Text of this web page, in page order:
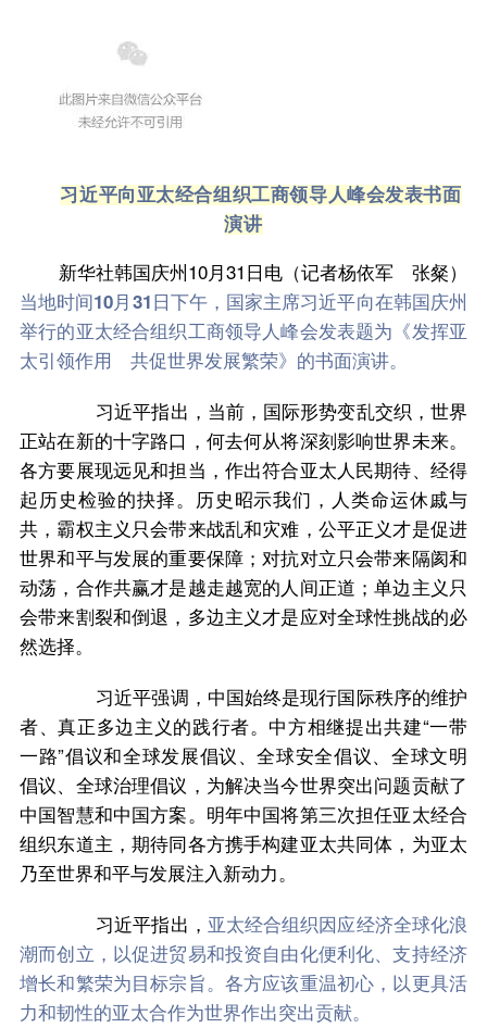
习近平向亚太经合组织工商领导人峰会发表书面
演讲
新华社韩国庆州10月31日电（记者杨依军 张粲）
当地时间10月31日下午，国家主席习近平向在韩国庆州
举行的亚太经合组织工商领导人峰会发表题为《发挥亚
太引领作用 共促世界发展繁荣》的书面演讲。
习近平指出，当前，国际形势变乱交织，世界
正站在新的十字路口，何去何从将深刻影响世界未来。
各方要展现远见和担当，作出符合亚太人民期待、经得
起历史检验的抉择。历史昭示我们，人类命运休戚与
共，霸权主义只会带来战乱和灾难，公平正义才是促进
世界和平与发展的重要保障；对抗对立只会带来隔阂和
动荡，合作共赢才是越走越宽的人间正道；单边主义只
会带来割裂和倒退，多边主义才是应对全球性挑战的必
然选择。
习近平强调，中国始终是现行国际秩序的维护
者、真正多边主义的践行者。中方相继提出共建“一带
一路”倡议和全球发展倡议、全球安全倡议、全球文明
倡议、全球治理倡议，为解决当今世界突出问题贡献了
中国智慧和中国方案。明年中国将第三次担任亚太经合
组织东道主，期待同各方携手构建亚太共同体，为亚太
乃至世界和平与发展注入新动力。
习近平指出， 亚太经合组织因应经济全球化浪
潮而创立，以促进贸易和投资自由化便利化、支持经济
增长和繁荣为目标宗旨。各方应该重温初心，以更具活
力和韧性的亚太合作为世界作出突出贡献。